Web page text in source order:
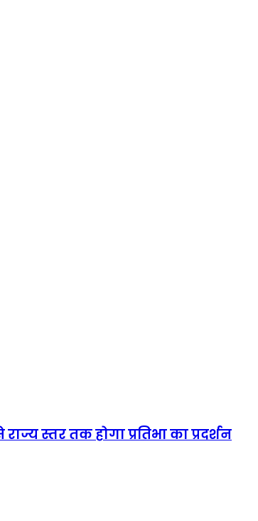
स्तर तक होगा प्रतिभा का प्रदर्शन